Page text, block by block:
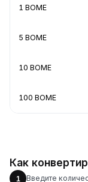
1 BOME
5 BOME
10 BOME
100 BOME
Как
1 Введите